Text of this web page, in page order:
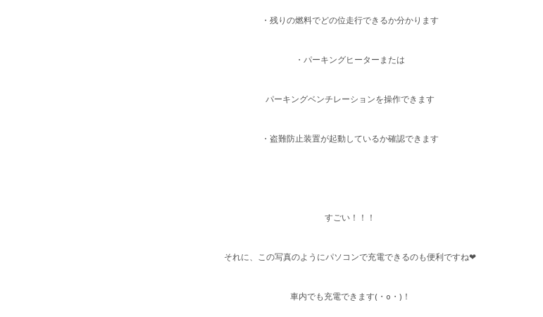
・残りの燃料でどの位走行できるか分かります
・パーキングヒーターまたは
パーキングベンチレーションを操作できます
・盗難防止装置が起動しているか確認できます
すごい！！！
それに、この写真のようにパソコンで充電できるのも便利ですね❤
車内でも充電できます(・o・)！